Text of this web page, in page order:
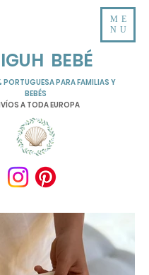
BEBÉ
ME
NU
PORTUGUESA PARA FAMILIAS Y
BEBÉS
A TODA EUROPA